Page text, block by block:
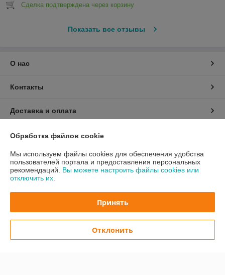
Сделка подтверждена через корзину
Показать все отзывы
О нас
Контакты
Доставка и оплата
График работы
Полная версия сайта
Политика обработки cookies
Сайт создан на платформе Deal.by
Обработка файлов cookie
Мы используем файлы cookies для обеспечения удобства
пользователей портала и предоставления персональных
рекомендаций. Вы можете настроить файлы cookies или
отключить их.
Принять
Отклонить